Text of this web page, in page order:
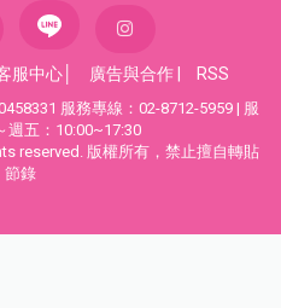
服中心 廣告與合作 RSS
服務專線：02-8712-5959 | 服
週五：10:00~17:30
reserved. 版權所有，禁止擅自轉貼
節錄